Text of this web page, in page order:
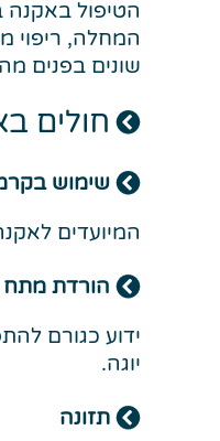
הטיפול באקנה
המחלה, ריפוי
שונים בפנים
חולים
שימוש
המיועדים
הורדת מתח
יוגה.
תזונה